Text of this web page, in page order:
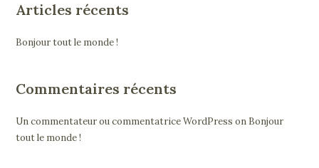
Articles récents
Bonjour tout le monde !
Commentaires récents
Un commentateur ou commentatrice WordPress on Bonjour
tout le monde !